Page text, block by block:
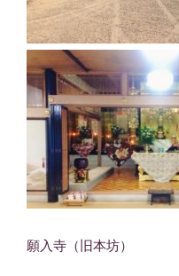
願入寺（旧本坊）